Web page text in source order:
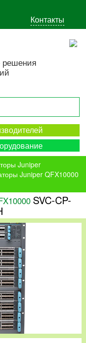
Контакты
решения
Juniper
Juniper QFX10000
SVC-CP-